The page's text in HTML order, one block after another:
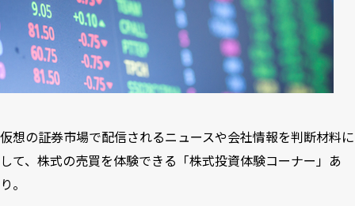
仮想の証券市場で配信されるニュースや会社情報を判断材料に
して、株式の売買を体験できる「株式投資体験コーナー」あ
り。